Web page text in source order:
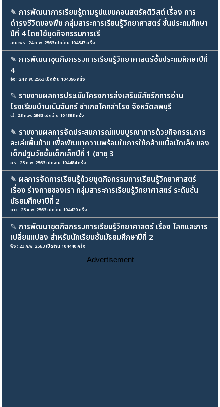
✎ การพัฒนาการเรียนรู้ตามรูปแบบคอนสตรัคติวิสต์ เรื่อง การ
ดำรงชีวิตของพืช กลุ่มสาระการเรียนรู้วิทยาศาสตร์ ชั้นประถมศึกษา
ปีที่ 4 โดยใช้ชุดกิจกรรมการเรี
สะมะพร : 24 ก.พ. 2563 เปิดอ่าน 104347 ครั้ง
✎ การพัฒนาชุดกิจกรรมการเรียนรู้วิทยาศาสตร์ชั้นประถมศึกษาปีที่
4
อัง : 24 ก.พ. 2563 เปิดอ่าน 104396 ครั้ง
✎ รายงานผลการประเมินโครงการส่งเสริมนิสัยรักการอ่าน
โรงเรียนบ้านเนินจันทร์ อำเภอโคกสำโรง จังหวัดลพบุรี
เอ๋ : 23 ก.พ. 2563 เปิดอ่าน 104553 ครั้ง
✎ รายงานผลการจัดประสบการณ์แบบบูรณาการด้วยกิจกรรมการ
ละเล่นพื้นบ้าน เพื่อพัฒนาความพร้อมในการใช้กล้ามเนื้อมัดเล็ก ของ
เด็กปฐมวัยชั้นเด็กเล็กปีที่ 1 (อายุ 3
ศิริ : 23 ก.พ. 2563 เปิดอ่าน 104484 ครั้ง
✎ ผลการจัดการเรียนรู้ด้วยชุดกิจกรรมการเรียนรู้วิทยาศาสตร์
เรื่อง ร่างกายของเรา กลุ่มสาระการเรียนรู้วิทยาศาสตร์ ระดับชั้น
มัธยมศึกษาปีที่ 2
ดาว : 23 ก.พ. 2563 เปิดอ่าน 104420 ครั้ง
✎ การพัฒนาชุดกิจกรรมการเรียนรู้วิทยาศาสตร์ เรื่อง โลกและการ
เปลี่ยนแปลง สำหรับนักเรียนชั้นมัธยมศึกษาปีที่ 2
พึง : 23 ก.พ. 2563 เปิดอ่าน 104440 ครั้ง
Advertisement